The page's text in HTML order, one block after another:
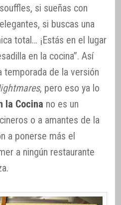
si sueñas con
si buscas una
total… ¡Estás en el lugar
en la cocina”. Así
temporada de la versión
, pero eso ya lo
la Cocina no es un
o a amantes de la
a ponerse más el
a ningún restaurante